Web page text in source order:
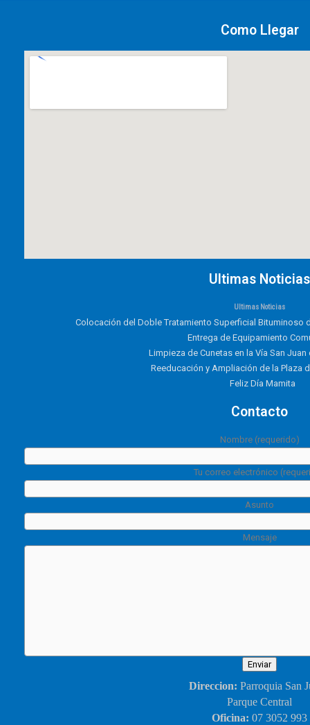
Como Llegar
Ultimas Noticias
Ultimas Noticias
Colocación del Doble Tratamiento Superficial Bituminoso
Entrega de Equipamiento
Limpieza de Cunetas en la Vía San Juan
Reeducación y Ampliación de la Plaza
Feliz Día Mamita
Contacto
Nombre (requerido)
Tu correo electrónico
Asunto
Mensaje
Direccion: Parroquia San
Parque Central
Oficina: 07 3052 993